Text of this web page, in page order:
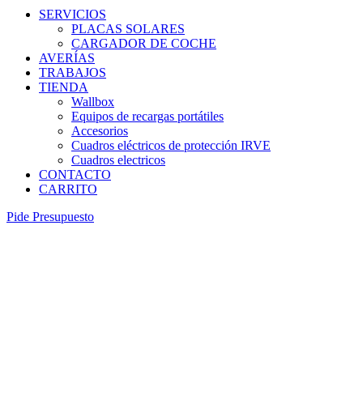
SERVICIOS
PLACAS SOLARES
CARGADOR DE COCHE
AVERÍAS
TRABAJOS
TIENDA
Wallbox
Equipos de recargas portátiles
Accesorios
Cuadros eléctricos de protección IRVE
Cuadros electricos
CONTACTO
CARRITO
Pide Presupuesto